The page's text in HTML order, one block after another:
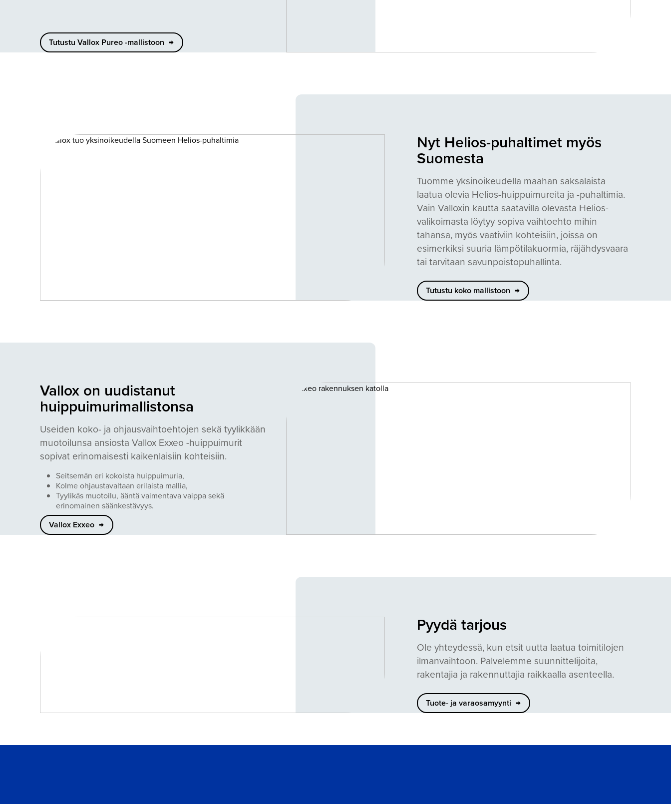
Tutustu Vallox Pureo -mallistoon
Nyt Helios-puhaltimet myös
Suomesta
Tuomme yksinoikeudella maahan saksalaista
laatua olevia Helios-huippuimureita ja -puhaltimia.
Vain Valloxin kautta saatavilla olevasta Helios-
valikoimasta löytyy sopiva vaihtoehto mihin
tahansa, myös vaativiin kohteisiin, joissa on
esimerkiksi suuria lämpötilakuormia, räjähdysvaara
tai tarvitaan savunpoistopuhallinta.
Tutustu koko mallistoon
Vallox on uudistanut
huippuimurimallistonsa
Useiden koko- ja ohjausvaihtoehtojen sekä tyylikkään
muotoilunsa ansiosta Vallox Exxeo -huippuimurit
sopivat erinomaisesti kaikenlaisiin kohteisiin.
Seitsemän eri kokoista huippuimuria,
Kolme ohjaustavaltaan erilaista mallia,
Tyylikäs muotoilu, ääntä vaimentava vaippa sekä
erinomainen säänkestävyys.
Vallox Exxeo
Pyydä tarjous
Ole yhteydessä, kun etsit uutta laatua toimitilojen
ilmanvaihtoon. Palvelemme suunnittelijoita,
rakentajia ja rakennuttajia raikkaalla asenteella.
Tuote- ja varaosamyynti